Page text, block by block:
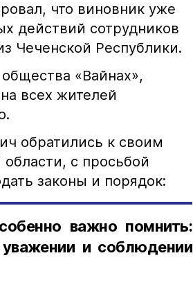
что виновник уже
действий сотрудников
Чеченской Республики.
«Вайнах»,
всех жителей
обратились к своим
с просьбой
законы и порядок:
важно помнить:
и соблюдении